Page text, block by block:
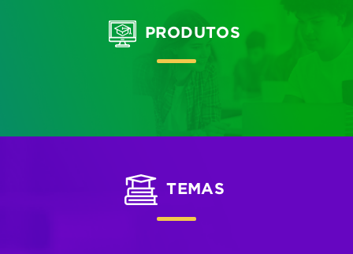
PRODUTOS
TEMAS